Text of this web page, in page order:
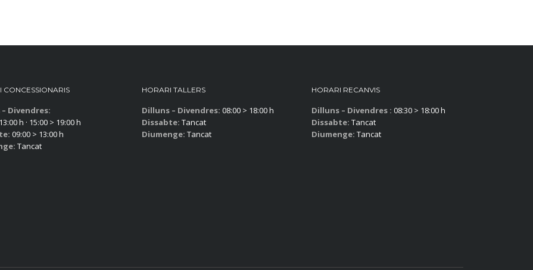
CONCESSIONARIS
Divendres:
h · 15:00 > 19:00 h
09:00 > 13:00 h
Tancat
HORARI TALLERS
Dilluns – Divendres: 08:00 > 18:00 h
Dissabte: Tancat
Diumenge: Tancat
HORARI RECANVIS
Dilluns – Divendres : 08:30 > 18:00 h
Dissabte: Tancat
Diumenge: Tancat